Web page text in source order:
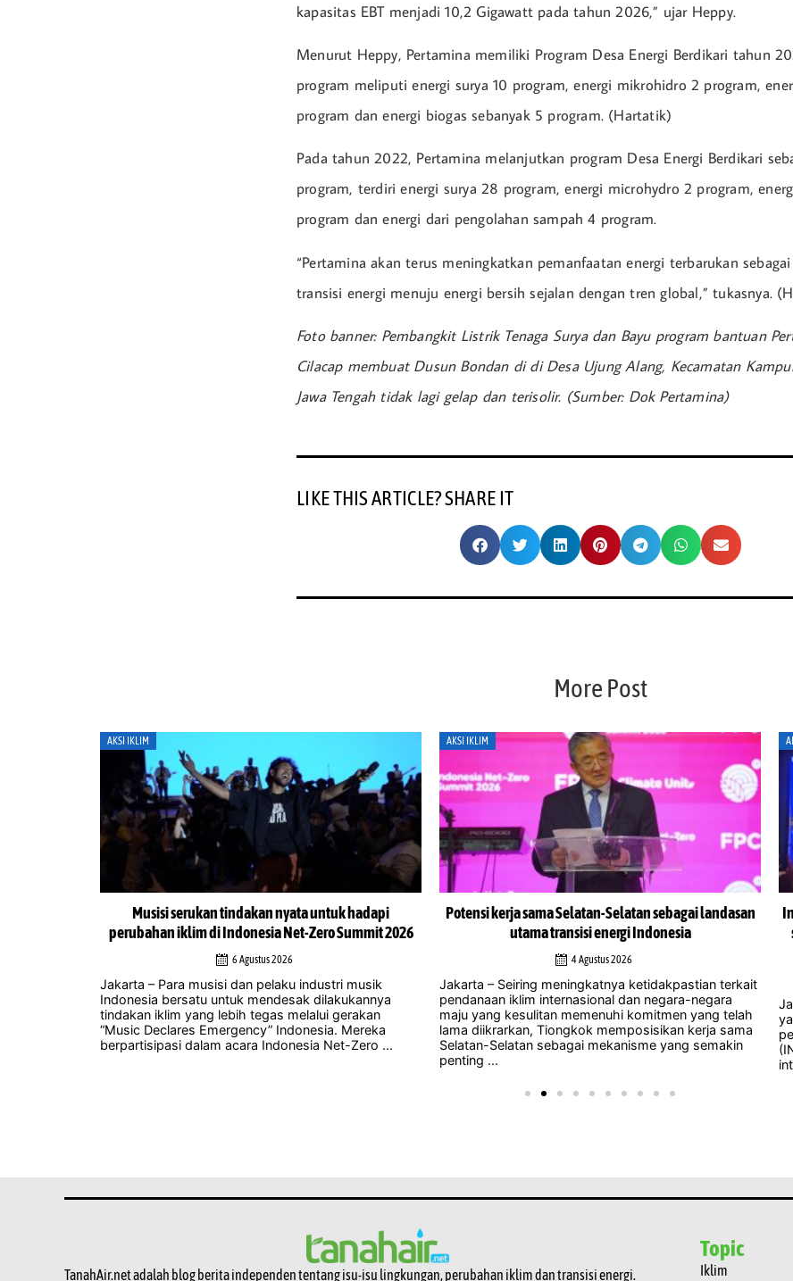
kapasitas EBT menjadi 10,2 Gigawatt pada tahun 2026,” ujar Heppy.
Menurut Heppy, Pertamina memiliki Program Desa Energi Berdikari tahun
program meliputi energi surya 10 program, energi mikrohidro 2 program,
program dan energi biogas sebanyak 5 program. (Hartatik)
Pada tahun 2022, Pertamina melanjutkan program Desa Energi Berdikari
program, terdiri energi surya 28 program, energi microhydro 2 program,
program dan energi dari pengolahan sampah 4 program.
“Pertamina akan terus meningkatkan pemanfaatan energi terbarukan
transisi energi menuju energi bersih sejalan dengan tren global,” tukasnya.
Foto banner: Pembangkit Listrik Tenaga Surya dan Bayu program bantuan
Cilacap membuat Dusun Bondan di di Desa Ujung Alang, Kecamatan
Jawa Tengah tidak lagi gelap dan terisolir. (Sumber: Dok Pertamina)
LIKE THIS ARTICLE? SHARE IT
More Post
AKSI IKLIM
Musisi serukan tindakan nyata untuk hadapi
perubahan iklim di Indonesia Net-Zero Summit 2026
6 Agustus 2026
Jakarta – Para musisi dan pelaku industri musik
Indonesia bersatu untuk mendesak dilakukannya
tindakan iklim yang lebih tegas melalui gerakan
“Music Declares Emergency” Indonesia. Mereka
berpartisipasi dalam acara Indonesia Net-Zero ...
AKSI IKLIM
Potensi kerja sama Selatan-Selatan sebagai landasan
utama transisi energi Indonesia
4 Agustus 2026
Jakarta – Seiring meningkatnya ketidakpastian terkait
pendanaan iklim internasional dan negara-negara
maju yang kesulitan memenuhi komitmen yang telah
lama diikrarkan, Tiongkok memposisikan kerja sama
Selatan-Selatan sebagai mekanisme yang semakin
penting ...
TanahAir.net adalah blog berita independen tentang isu-isu lingkungan, perubahan iklim dan transisi energi.
Topic
Iklim